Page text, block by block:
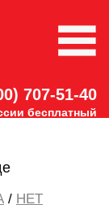
707-51-40
бесплатный
/ НЕТ